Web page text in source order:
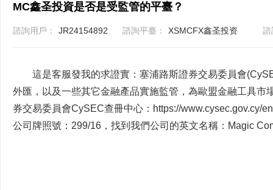
MC鑫圣投資是否是受監管的平臺？
諮詢用戶： JR24154892 諮詢平臺： XSMCFX鑫圣投资 諮
這是客服發我的求證實：塞浦路斯證券交易委員會
外匯，以及一些其它金融產品實施監管，為歐盟金融工具
券交易委員會CySEC查冊中心：https://www.cysec.gov.cy/
公司牌照號：299/16，找到我們公司的英文名稱：Magic